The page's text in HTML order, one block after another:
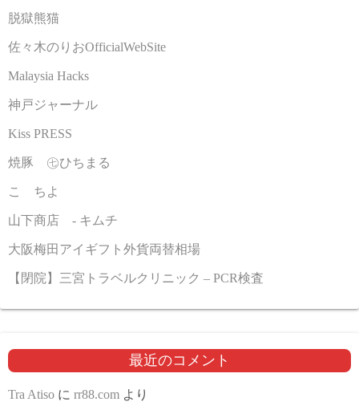
脱獄熊猫
佐々木のりおOfficialWebSite
Malaysia Hacks
神戸ジャーナル
Kiss PRESS
焼豚 ㊆ひちまる
こゝちよ
山下商店 - キムチ
大阪梅田アイギフト外貨両替相場
【閉院】三宮トラベルクリニック – PCR検査
最近のコメント
Tra Atiso に rr88.com より